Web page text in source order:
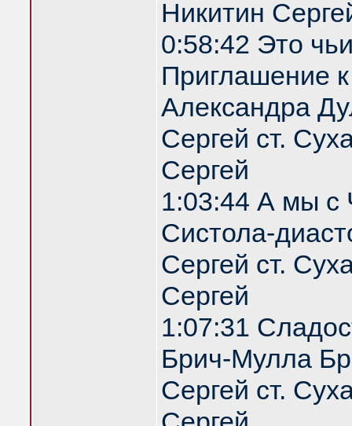
Никитин
0:58:42 Это
Приглашение
Александра
Сергей ст.
Сергей
1:03:44 А мы с
Систола-
Сергей ст.
Сергей
1:07:31
Брич-Мулла
Сергей ст.